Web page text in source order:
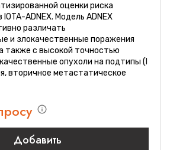
оценки риска
ADNEX. Модель ADNEX
различать
и злокачественные поражения
также с высокой точностью
опухоли на подтипы (I
вторичное метастатическое
Добавить